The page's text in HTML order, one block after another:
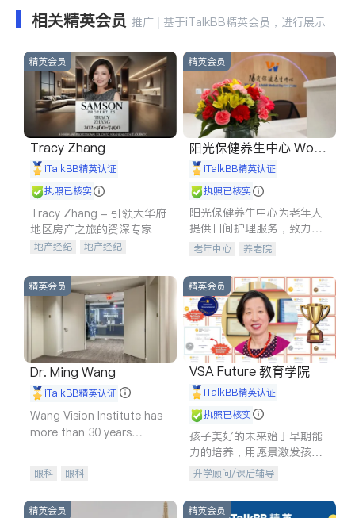
相关精英会员 推广 | 基于iTalkBB精英会员，进行展示
精英会员
Tracy Zhang
iTalkBB精英认证
执照已核实
Tracy Zhang - 引领大华府
地区房产之旅的资深专家
地产经纪
地产经纪
商铺租售
开发商建商
精英会员
阳光保健养生中心 World
shine
iTalkBB精英认证
执照已核实
阳光保健养生中心为老年人
提供日间护理服务，致力于
通过持续的护理创新来有效
老年中心 养老院
精英会员
Dr. Ming Wang
iTalkBB精英认证
Wang Vision Institute has
more than 30 years
眼科 眼科
精英会员
VSA Future 教育学院
iTalkBB精英认证
执照已核实
孩子美好的未来始于早期能
力的培养，用愿景激发孩子
的学习潜力和动力。理念：
拥有成长型心态是成功的基
石。
升学顾问/课后辅导
精英会员 精英会员